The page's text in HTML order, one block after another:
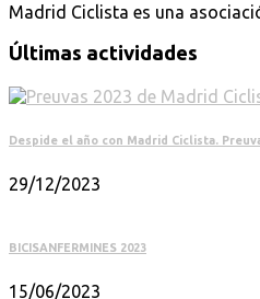
Madrid Ciclista es una
Últimas actividades
Despide el año con Madrid Ciclista.
29/12/2023
BICISANFERMINES 2023
15/06/2023